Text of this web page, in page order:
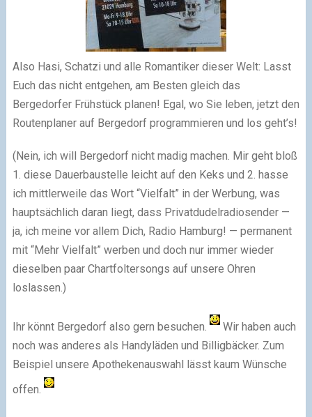
Also Hasi, Schatzi und alle Romantiker dieser Welt: Lasst
Euch das nicht entgehen, am Besten gleich das
Bergedorfer Frühstück planen! Egal, wo Sie leben, jetzt den
Routenplaner auf Bergedorf programmieren und los geht’s!
(Nein, ich will Bergedorf nicht madig machen. Mir geht bloß
1. diese Dauerbaustelle leicht auf den Keks und 2. hasse
ich mittlerweile das Wort “Vielfalt” in der Werbung, was
hauptsächlich daran liegt, dass Privatdudelradiosender —
ja, ich meine vor allem Dich, Radio Hamburg! — permanent
mit “Mehr Vielfalt” werben und doch nur immer wieder
dieselben paar Chartfoltersongs auf unsere Ohren
loslassen.)
Ihr könnt Bergedorf also gern besuchen.
Wir haben auch
noch was anderes als Handyläden und Billigbäcker. Zum
Beispiel unsere Apothekenauswahl lässt kaum Wünsche
offen.